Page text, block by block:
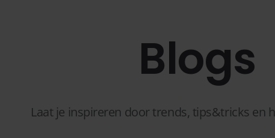
Blogs
Laat je inspireren door trends, tips&tricks en